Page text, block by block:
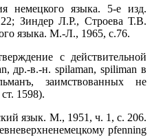
языка. 5-е изд.
Зиндер Л.Р., Строева Т.В.
языка. М.-Л., 1965, с.76.
с действительной
др.-в.-н. spilaman, spiliman в
заимствованных не
1598).
язык. М., 1951, ч. 1, с. 206.
pfenning